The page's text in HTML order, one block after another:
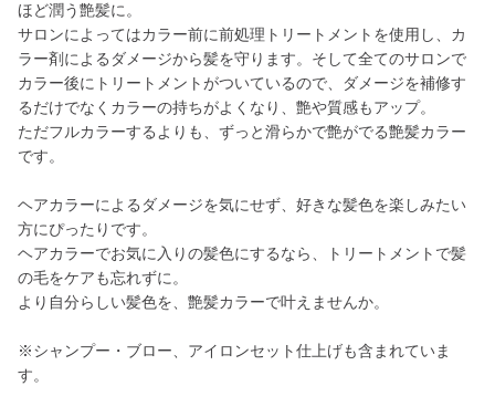
ほど潤う艶髪に。
サロンによってはカラー前に前処理トリートメントを使用し、カ
ラー剤によるダメージから髪を守ります。そして全てのサロンで
カラー後にトリートメントがついているので、ダメージを補修す
るだけでなくカラーの持ちがよくなり、艶や質感もアップ。
ただフルカラーするよりも、ずっと滑らかで艶がでる艶髪カラー
です。
ヘアカラーによるダメージを気にせず、好きな髪色を楽しみたい
方にぴったりです。
ヘアカラーでお気に入りの髪色にするなら、トリートメントで髪
の毛をケアも忘れずに。
より自分らしい髪色を、艶髪カラーで叶えませんか。
※シャンプー・ブロー、アイロンセット仕上げも含まれていま
す。